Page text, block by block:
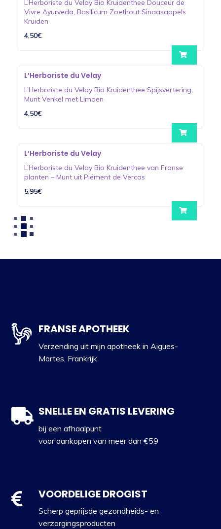
L’Herboriste du Velay Bio Kruidenthee Douceur de
Vivre Ayurveda, Basilicum Zoethout Sinaasappels
Kruiden
4,50€
L’Herboriste du Velay
L’Herboriste du Velay Bio Kruidenthee Spijsvertering,
Munt Venkel met Limoen
4,50€
L’Herboriste du Velay
L’Herboriste du Velay Bio Kruidenthee van Franse
planten – Munt uit Piément de Vercos
5,95€
FRANSE APOTHEEK
Verzending uit mijn apotheek in Aigues-
Mortes, Frankrijk
SNELLE EN GRATIS LEVERING
bij een afhaalpunt
voor aankopen van meer dan €59
VOORDELIGE DROGIST
Scherp geprijsde gezondheids- en
verzorgingsproducten